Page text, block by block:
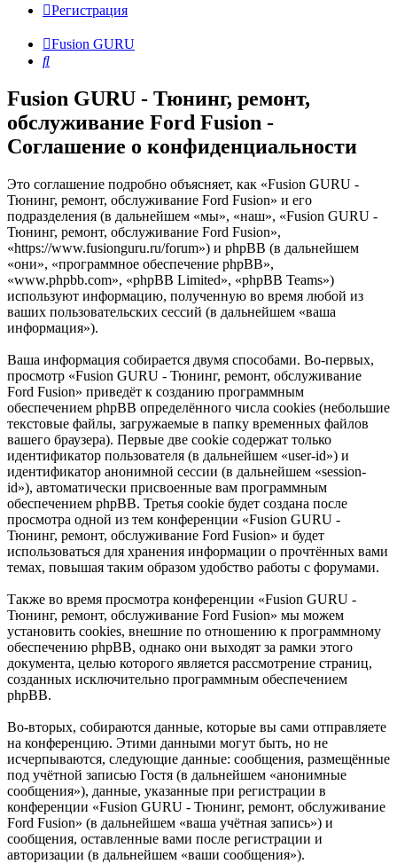
Регистрация
Fusion GURU
Поиск
Fusion GURU - Тюнинг, ремонт,
обслуживание Ford Fusion -
Соглашение о конфиденциальности
Это соглашение подробно объясняет, как «Fusion GURU -
Тюнинг, ремонт, обслуживание Ford Fusion» и его
подразделения (в дальнейшем «мы», «наш», «Fusion GURU -
Тюнинг, ремонт, обслуживание Ford Fusion»,
«https://www.fusionguru.ru/forum») и phpBB (в дальнейшем
«они», «программное обеспечение phpBB»,
«www.phpbb.com», «phpBB Limited», «phpBB Teams»)
используют информацию, полученную во время любой из
ваших пользовательских сессий (в дальнейшем «ваша
информация»).
Ваша информация собирается двумя способами. Во-первых,
просмотр «Fusion GURU - Тюнинг, ремонт, обслуживание
Ford Fusion» приведёт к созданию программным
обеспечением phpBB определённого числа cookies (небольшие
текстовые файлы, загружаемые в папку временных файлов
вашего браузера). Первые две cookie содержат только
идентификатор пользователя (в дальнейшем «user-id») и
идентификатор анонимной сессии (в дальнейшем «session-
id»), автоматически присвоенные вам программным
обеспечением phpBB. Третья cookie будет создана после
просмотра одной из тем конференции «Fusion GURU -
Тюнинг, ремонт, обслуживание Ford Fusion» и будет
использоваться для хранения информации о прочтённых вами
темах, повышая таким образом удобство работы с форумами.
Также во время просмотра конференции «Fusion GURU -
Тюнинг, ремонт, обслуживание Ford Fusion» мы можем
установить cookies, внешние по отношению к программному
обеспечению phpBB, однако они выходят за рамки этого
документа, целью которого является рассмотрение страниц,
созданных исключительно программным обеспечением
phpBB.
Во-вторых, собираются данные, которые вы сами отправляете
на конференцию. Этими данными могут быть, но не
исчерпываются, следующие данные: сообщения, размещённые
под учётной записью Гостя (в дальнейшем «анонимные
сообщения»), данные, указанные при регистрации в
конференции «Fusion GURU - Тюнинг, ремонт, обслуживание
Ford Fusion» (в дальнейшем «ваша учётная запись») и
сообщения, оставленные вами после регистрации и
авторизации (в дальнейшем «ваши сообщения»).